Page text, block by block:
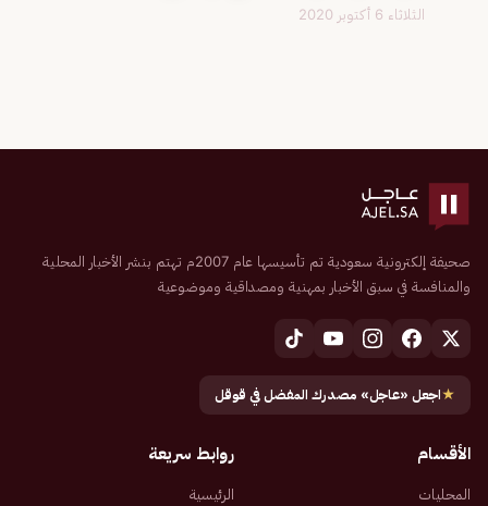
الثلاثاء 6 أكتوبر 2020
صحيفة إلكترونية سعودية تم تأسيسها عام 2007م تهتم بنشر الأخبار المحلية
والمنافسة في سبق الأخبار بمهنية ومصداقية وموضوعية
★اجعل «عاجل» مصدرك المفضل في قوقل
الأقسام
المحليات
روابط سريعة
الرئيسية